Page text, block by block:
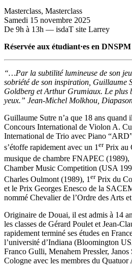
Masterclass, Masterclass
Samedi 15 novembre 2025
De 9h à 13h — isdaT site Larrey
Réservée aux étudiant·es en
“…Par la subtilité lumineuse de son
sobriété de son inspiration, Guillaume
Goldberg et Arthur Grumiaux. Le plus
yeux.” Jean-Michel Molkhou,
Guillaume Sutre n’a que 18 ans quand
Concours International de Violon A.
International de Trio avec Piano
s’étoffe rapidement avec un 1erPrix au
musique de chambre FNAPEC (1989),
Chamber Music Competition (USA
Charles Oulmont (1989), 1 erPrix du
et le Prix Georges Enesco de la
nommé Chevalier de l’Ordre des Arts
Originaire de Douai, il est admis à 14
les classes de Gérard Poulet et Jean-
rapidement terminé ses études en
l’université d’Indiana (Bloomington
Franco Gulli, Menahem Pressler,
Cologne avec les membres du Quatuor